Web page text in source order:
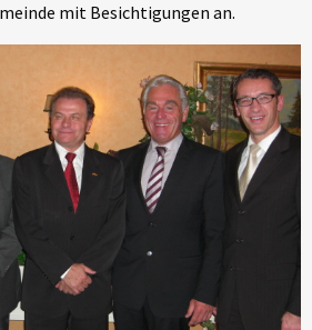
mit Besichtigungen an.